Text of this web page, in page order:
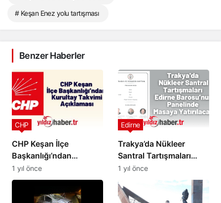
# Keşan Enez yolu tartışması
Benzer Haberler
CHP Keşan İlçe
Başkanlığı’ndan
Kurultay Takvimi
Açıklaması
CHP
1 yıl önce
Trakya’da Nükleer
Santral Tartışmaları
Edirne Barosu’nun
Panelinde Masaya
Yatırılacak
Edirne
1 yıl önce